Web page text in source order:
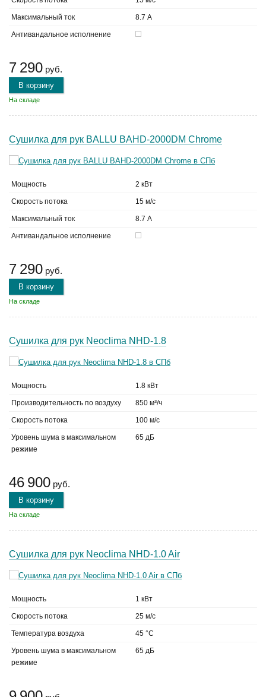
Максимальный ток 8.7 А
Антивандальное исполнение
7 290 руб.
В корзину
На складе
Сушилка для рук BALLU BAHD-2000DM Chrome
Мощность 2 кВт
Скорость потока 15 м/с
Максимальный ток 8.7 А
Антивандальное исполнение
7 290 руб.
В корзину
На складе
Сушилка для рук Neoclima NHD-1.8
Мощность 1.8 кВт
Производительность по воздуху 850 м³/ч
Скорость потока 100 м/с
Уровень шума в максимальном
режиме
65 дБ
46 900 руб.
В корзину
На складе
Сушилка для рук Neoclima NHD-1.0 Air
Мощность 1 кВт
Скорость потока 25 м/с
Температура воздуха 45 °C
Уровень шума в максимальном
режиме
65 дБ